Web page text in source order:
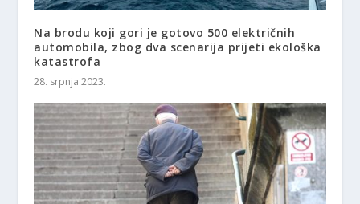
Na brodu koji gori je gotovo 500 električnih
automobila, zbog dva scenarija prijeti ekološka
katastrofa
28. srpnja 2023.